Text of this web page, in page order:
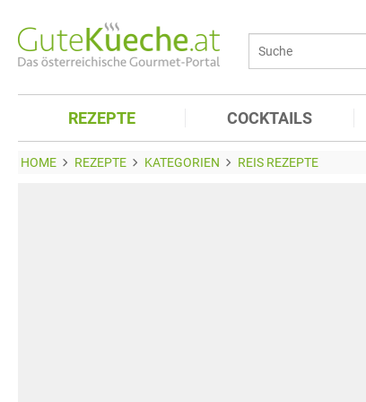
REZEPTE COCKTAILS
HOME REZEPTE KATEGORIEN REIS REZEPTE